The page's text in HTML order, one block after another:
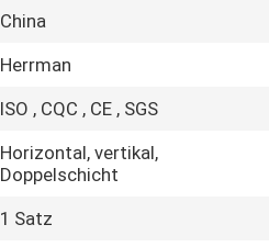
China
Herrman
ISO , CQC , CE , SGS
Horizontal, vertikal,
Doppelschicht
1 Satz